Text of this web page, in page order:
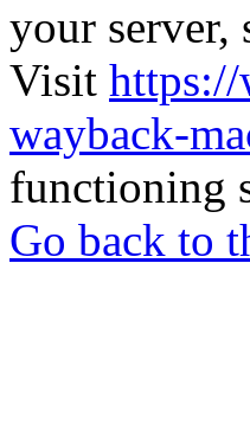
your server,
Visit https://
wayback-
functioning
Go back to